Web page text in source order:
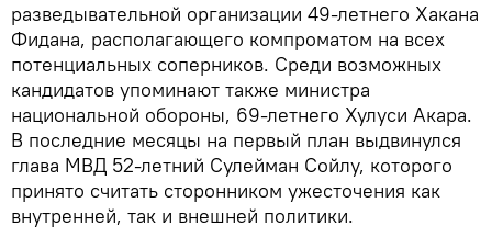
разведывательной организации 49-летнего Хакана
Фидана, располагающего компроматом на всех
потенциальных соперников. Среди возможных
кандидатов упоминают также министра
национальной обороны, 69-летнего Хулуси Акара.
В последние месяцы на первый план выдвинулся
глава МВД 52-летний Сулейман Сойлу, которого
принято считать сторонником ужесточения как
внутренней, так и внешней политики.